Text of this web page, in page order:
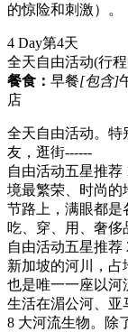
的惊险和刺激）。
4 Day第4天
全天自由活动(行
餐食： 早餐[包含]
店
全天自由活动。特
友，逛街------
自由活动五星推荐
境最繁荣、时尚的
节路上，满眼都是
吃、穿、用、奢侈
自由活动五星推荐
新加坡的河川，占
也是唯一一座以河
生活在湄公河、亚
8 大河流生物。除